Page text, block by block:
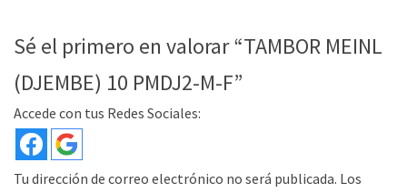
Sé el primero en valorar “TAMBOR MEINL
(DJEMBE) 10 PMDJ2-M-F”
Accede con tus Redes Sociales:
Tu dirección de correo electrónico no será publicada. Los